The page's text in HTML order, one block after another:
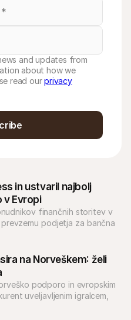
and updates from
about how we
read ourprivacy
in ustvaril najbolj
v Evropi
finančnih storitev v
podjetja za bančna
na Norveškem: želi
podporo in evropskim
uveljavljenim igralcem,